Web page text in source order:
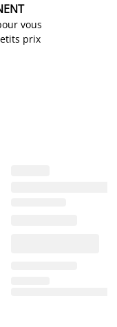
vous
prix